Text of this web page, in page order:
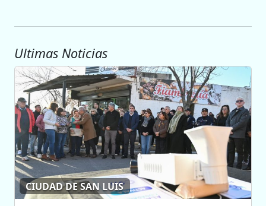
Ultimas Noticias
CIUDAD DE SAN LUIS